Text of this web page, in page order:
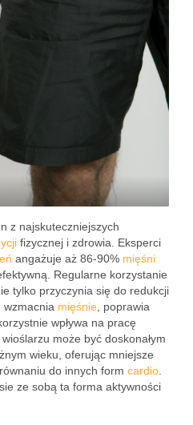
z najskuteczniejszych
fizycznej i zdrowia. Eksperci
angażuje aż 86-90% mięśni
Regularne korzystanie
tylko przyczynia się do redukcji
wzmacnia mięśnie , poprawia
wpływa na pracę
może być doskonałym
wieku, oferując mniejsze
do innych form cardio
ze sobą ta forma aktywności